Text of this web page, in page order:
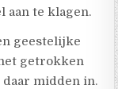
aan te klagen.
geestelijke
getrokken
daar midden in.